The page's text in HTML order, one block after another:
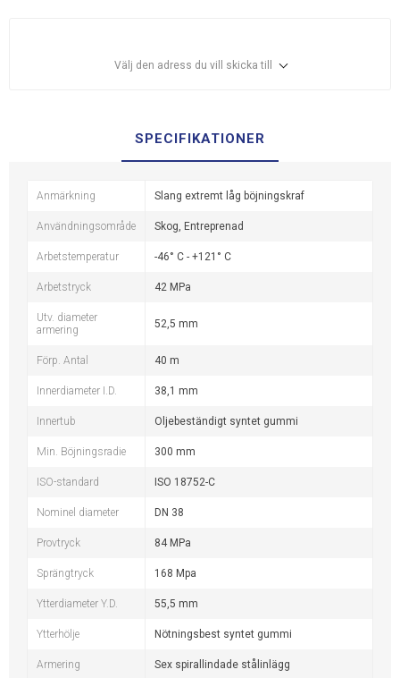
Välj den adress du vill skicka till
SPECIFIKATIONER
Anmärkning Slang extremt låg böjningskraf
Användningsområde Skog, Entreprenad
Arbetstemperatur -46° C - +121° C
Arbetstryck 42 MPa
Utv. diameter
armering
52,5 mm
Förp. Antal 40 m
Innerdiameter I.D. 38,1 mm
Innertub Oljebeständigt syntet gummi
Min. Böjningsradie 300 mm
ISO-standard ISO 18752-C
Nominel diameter DN 38
Provtryck 84 MPa
Sprängtryck 168 Mpa
Ytterdiameter Y.D. 55,5 mm
Ytterhölje Nötningsbest syntet gummi
Armering Sex spirallindade stålinlägg